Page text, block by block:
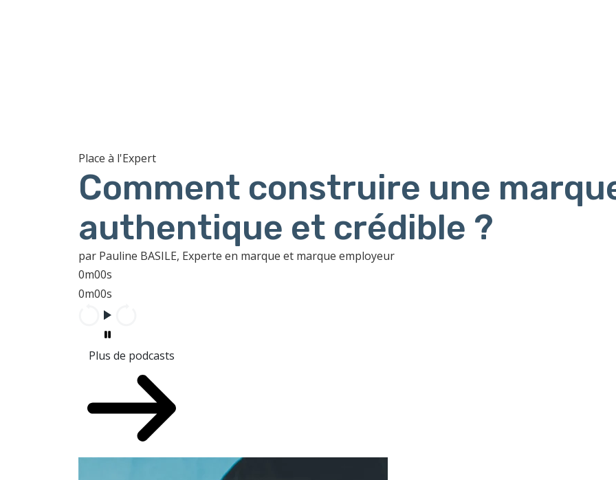
Place à l'Expert
Comment construire une
authentique et crédible ?
par Pauline BASILE, Experte en marque et marque employeur
0m00s
0m00s
Plus de podcasts